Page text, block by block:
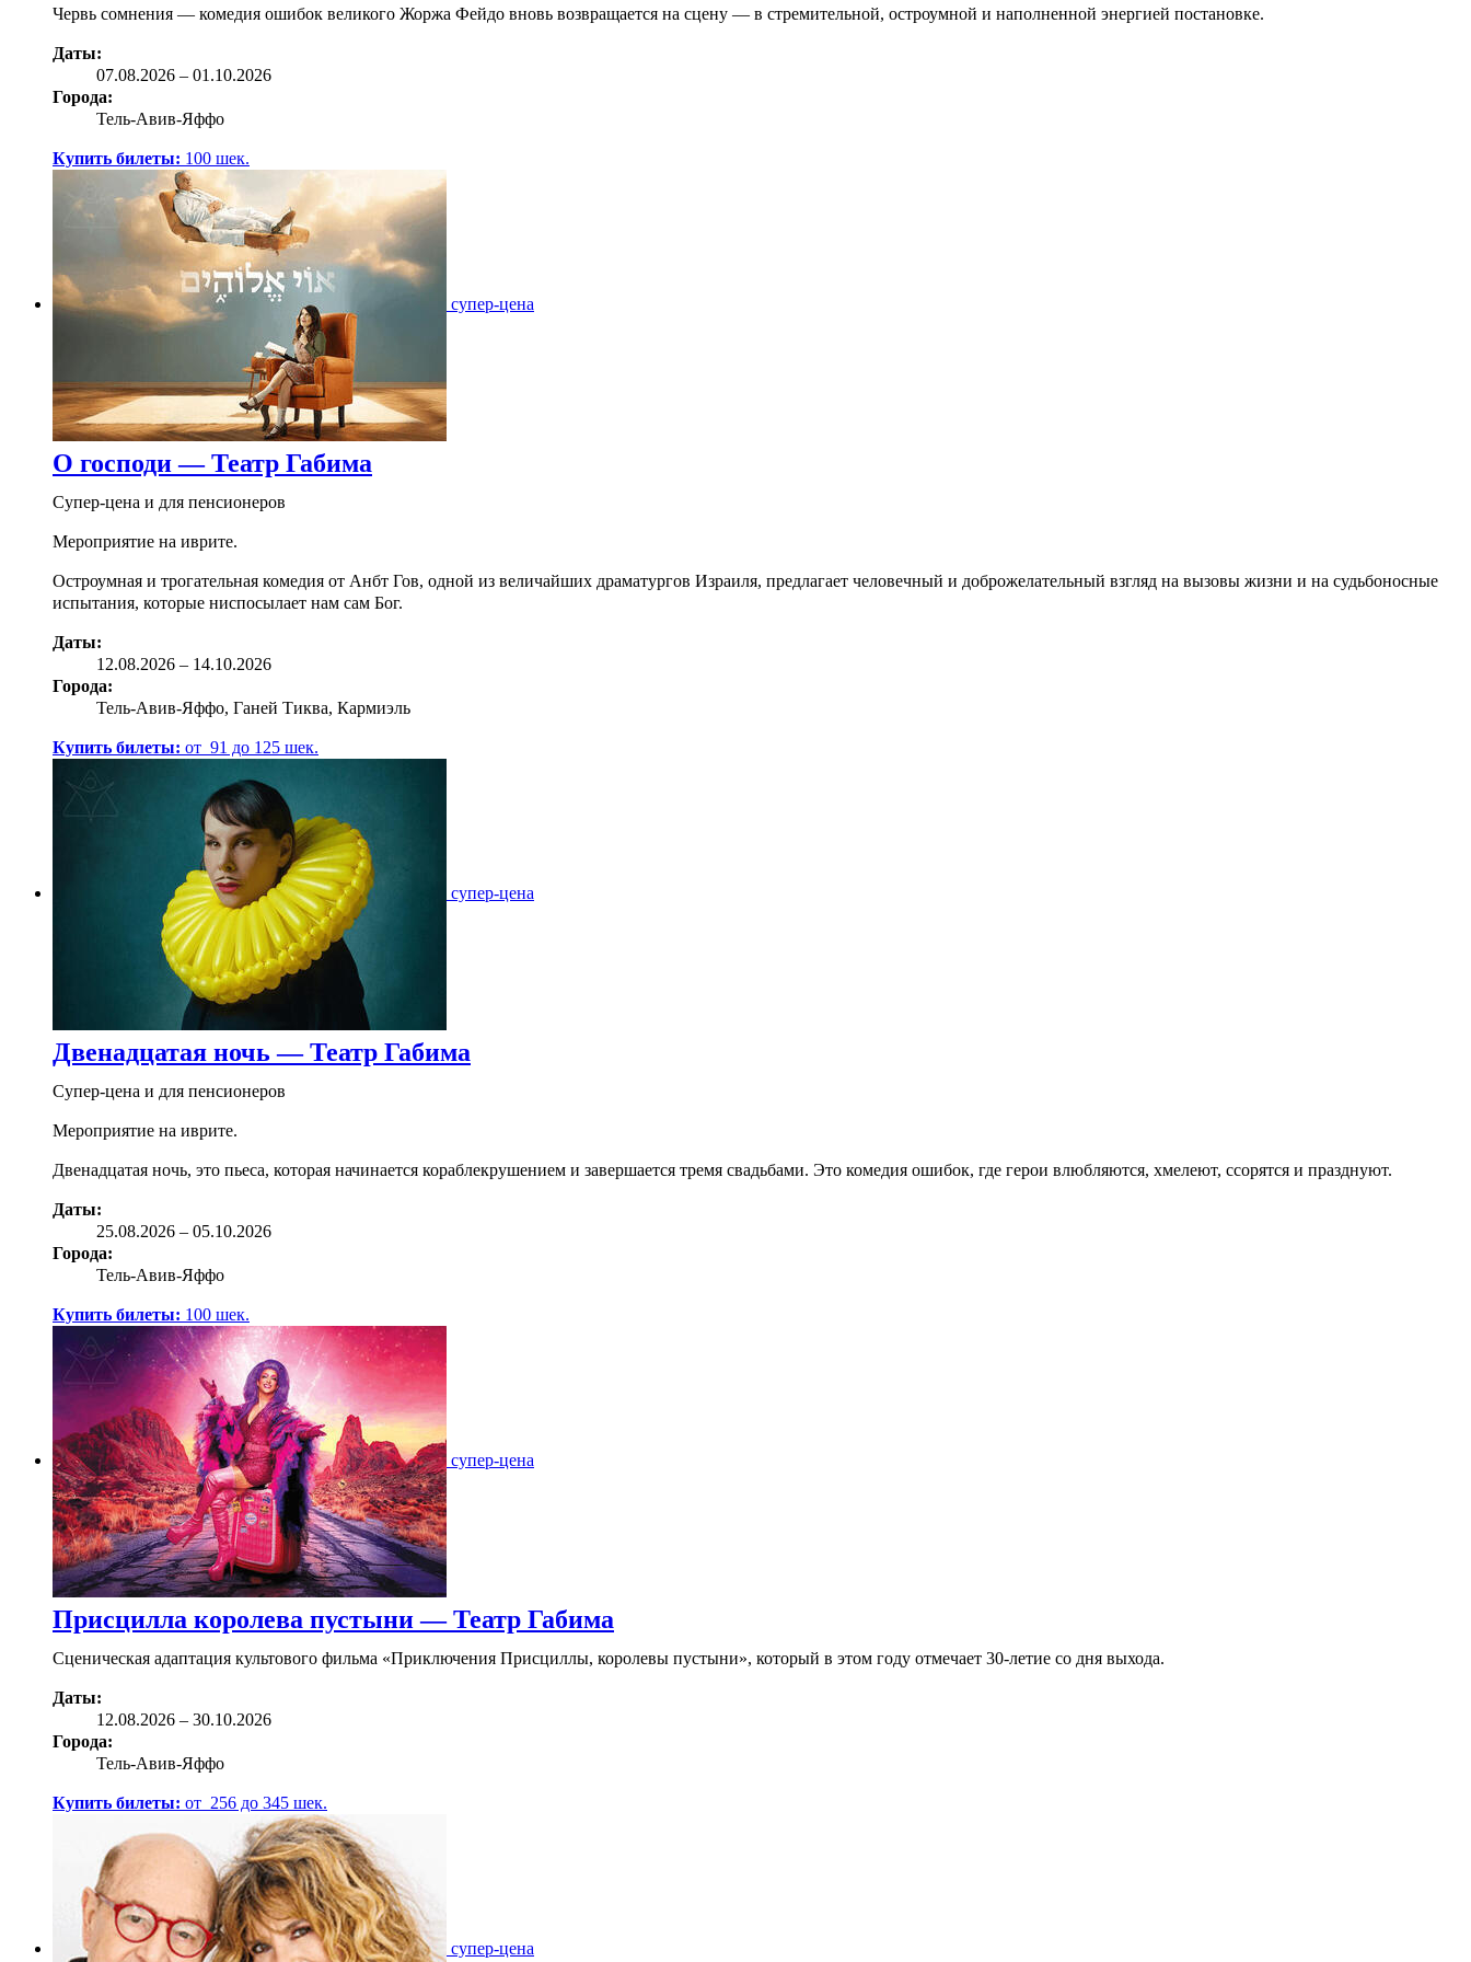
Червь сомнения — комедия ошибок великого Жоржа Фейдо вновь возвращается на сцену — в стремительной, остроумной и наполненной энергией постановке.
Даты:
07.08.2026 – 01.10.2026
Города:
Тель-Авив-Яффо
Купить билеты: 100 шек.
супер-цена
О господи — Театр Габима
Супер-цена и для пенсионеров
Мероприятие на иврите.
Остроумная и трогательная комедия от Анбт Гов, одной из величайших драматургов Израиля, предлагает человечный и доброжелательный взгляд на вызовы жизни и на судьбоносные
испытания, которые ниспосылает нам сам Бог.
Даты:
12.08.2026 – 14.10.2026
Города:
Тель-Авив-Яффо, Ганей Тиква, Кармиэль
Купить билеты: от 91 до 125 шек.
супер-цена
Двенадцатая ночь — Театр Габима
Супер-цена и для пенсионеров
Мероприятие на иврите.
Двенадцатая ночь, это пьеса, которая начинается кораблекрушением и завершается тремя свадьбами. Это комедия ошибок, где герои влюбляются, хмелеют, ссорятся и празднуют.
Даты:
25.08.2026 – 05.10.2026
Города:
Тель-Авив-Яффо
Купить билеты: 100 шек.
супер-цена
Присцилла королева пустыни — Театр Габима
Сценическая адаптация культового фильма «Приключения Присциллы, королевы пустыни», который в этом году отмечает 30-летие со дня выхода.
Даты:
12.08.2026 – 30.10.2026
Города:
Тель-Авив-Яффо
Купить билеты: от 256 до 345 шек.
супер-цена